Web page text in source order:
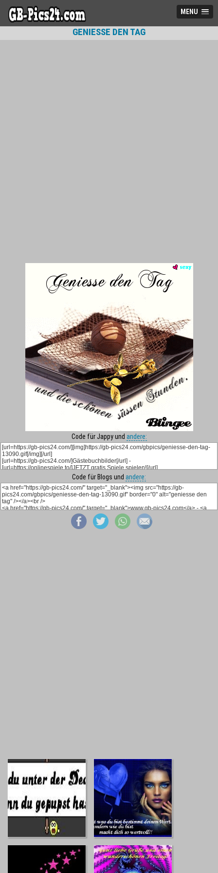
MENU
GENIESSE DEN TAG
Code für Jappy und andere:
Code für Blogs und andere: